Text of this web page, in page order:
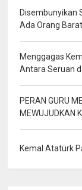
Disembunyikan
Ada Orang
Menggagas
Antara Seruan
PERAN GURU
MEWUJUDKAN
Kemal Atatürk